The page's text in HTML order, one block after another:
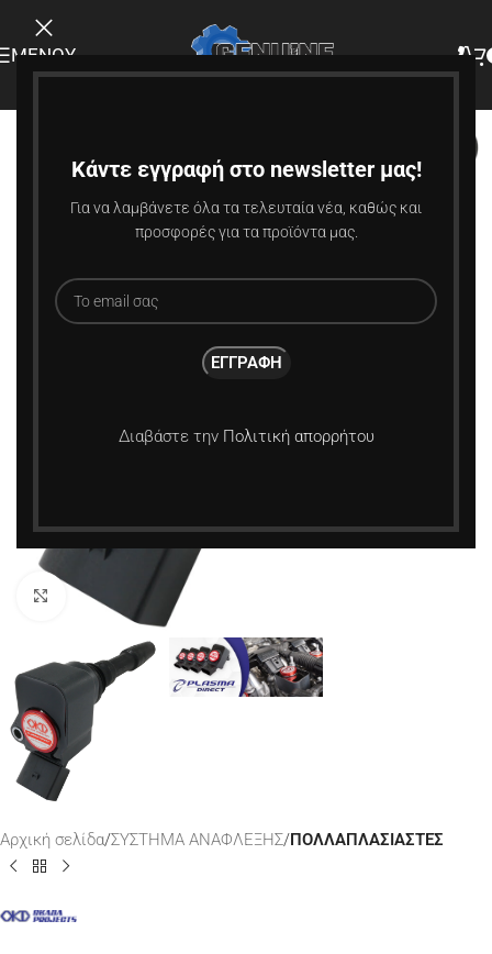
Κάντε εγγραφή στο newsletter μας!
Για να λαμβάνετε όλα τα τελευταία νέα, καθώς και
προσφορές για τα προϊόντα μας.
Διαβάστε την Πολιτική απορρήτου
ΜΕΝΟΎ
Κάντε κλικ για μεγέθυνση
Αρχική σελίδα ΣΥΣΤΗΜΑ ΑΝΑΦΛΕΞΗΣ ΠΟΛΛΑΠΛΑΣΙΑΣΤΕΣ